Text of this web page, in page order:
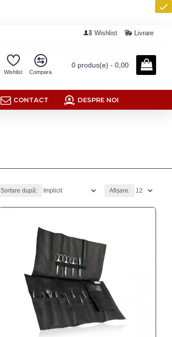
Wishlist Livrare
Wishlist Compara
0 produs(e) - 0,00
CONTACT DESPRE NOI
Sortare după: Afișare: